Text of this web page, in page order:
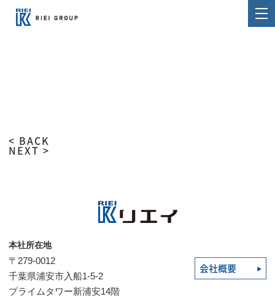
< BACK
NEXT >
本社所在地
〒279-0012
千葉県浦安市入船1-5-2
プライムタワー新浦安14階
会社概要